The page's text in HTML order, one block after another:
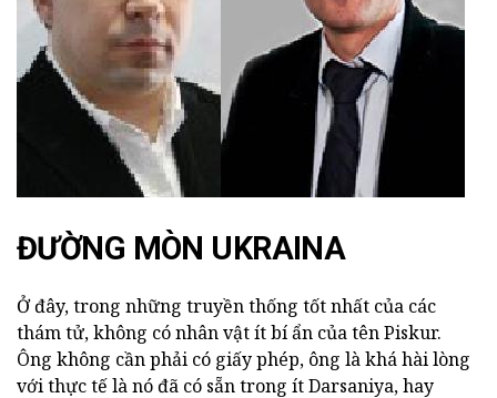
ĐƯỜNG MÒN UKRAINA
Ở đây, trong những truyền thống tốt nhất của các
thám tử, không có nhân vật ít bí ẩn của tên Piskur.
Ông không cần phải có giấy phép, ông là khá hài lòng
với thực tế là nó đã có sẵn trong ít Darsaniya, hay